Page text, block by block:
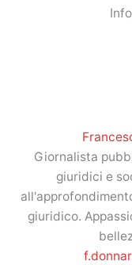
Giornalista
giuridici e
giuridico.